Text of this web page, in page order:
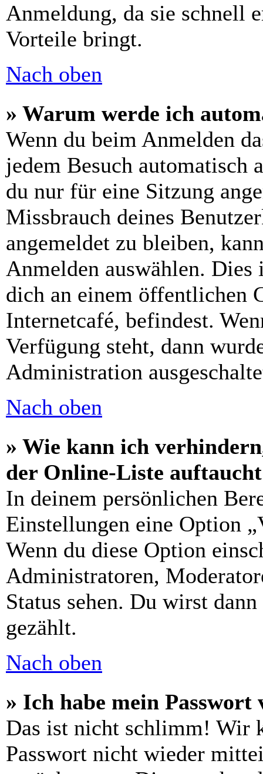
Anmeldung, da sie schnell
Vorteile bringt.
Nach oben
» Warum werde ich
Wenn du beim Anmelden
jedem Besuch automatisch
du nur für eine Sitzung
Missbrauch deines
angemeldet zu bleiben,
Anmelden auswählen.
dich an einem öffentlichen
Internetcafé, befindest.
Verfügung steht, dann
Administration
Nach oben
» Wie kann ich
der Online-Liste
In deinem persönlichen
Einstellungen eine Option
Wenn du diese Option
Administratoren,
Status sehen. Du wirst
gezählt.
Nach oben
» Ich habe mein Passwort
Das ist nicht schlimm! Wir
Passwort nicht wieder